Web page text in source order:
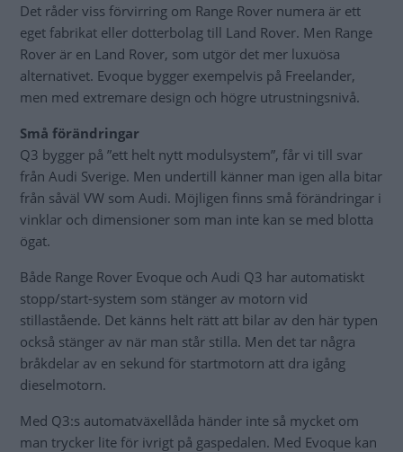
Det råder viss förvirring om Range Rover numera är ett
eget fabrikat eller dotterbolag till Land Rover. Men Range
Rover är en Land Rover, som utgör det mer luxuösa
alternativet. Evoque bygger exempelvis på Freelander,
men med extremare design och högre utrustningsnivå.
Små förändringar
Q3 bygger på ”ett helt nytt modulsystem”, får vi till svar
från Audi Sverige. Men undertill känner man igen alla bitar
från såväl VW som Audi. Möjligen finns små förändringar i
vinklar och dimensioner som man inte kan se med blotta
ögat.
Både Range Rover Evoque och Audi Q3 har automatiskt
stopp/start-system som stänger av motorn vid
stillastående. Det känns helt rätt att bilar av den här typen
också stänger av när man står stilla. Men det tar några
bråkdelar av en sekund för startmotorn att dra igång
dieselmotorn.
Med Q3:s automatväxellåda händer inte så mycket om
man trycker lite för ivrigt på gaspedalen. Med Evoque kan